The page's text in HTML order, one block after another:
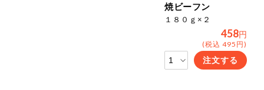
焼ビーフン
１８０ｇ×２
458円
(税込 495円)
注文する